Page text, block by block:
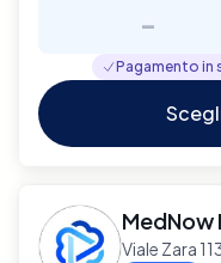
-
Pagamento in
MedNow
Viale Zara